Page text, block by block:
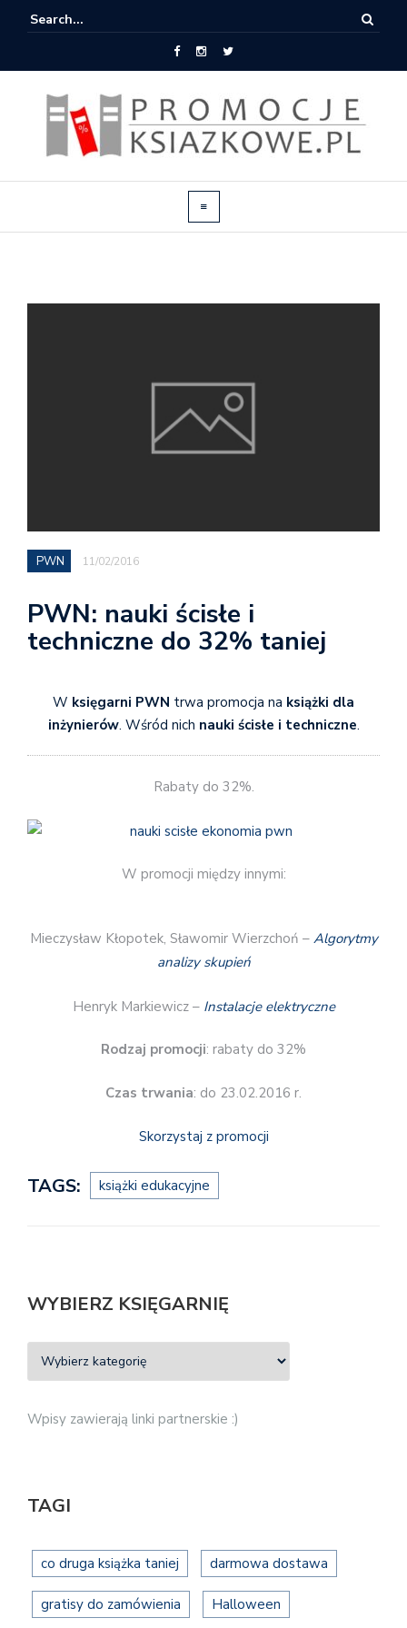
PWN 11/02/2016
PWN: nauki ścisłe i
techniczne do 32% taniej
W księgarni PWN trwa promocja na książki dla
inżynierów. Wśród nich nauki ścisłe i techniczne.
Rabaty do 32%.
W promocji między innymi:
Mieczysław Kłopotek, Sławomir Wierzchoń – Algorytmy
analizy skupień
Henryk Markiewicz –Instalacje elektryczne
Rodzaj promocji: rabaty do 32%
Czas trwania: do 23.02.2016 r.
Skorzystaj z promocji
TAGS: książki edukacyjne
WYBIERZ KSIĘGARNIĘ
Wpisy zawierają linki partnerskie :)
TAGI
co druga książka taniej darmowa dostawa
gratisy do zamówienia Halloween